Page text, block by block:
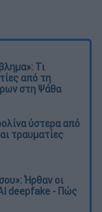
Τι
από τη
στη Ψάθα
ύστερα από
τραυματίες
Ήρθαν οι
deepfake - Πώς